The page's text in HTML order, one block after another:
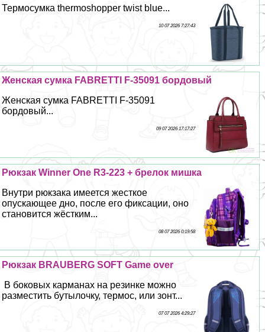
Термоcумка thermoshopper twist blue...
10 07 2026 7:27:43
Женская сумка FABRETTI F-35091 бордовый
Женская сумка FABRETTI F-35091
бордовый...
09 07 2026 17:17:27
Рюкзак Winner One R3-223 + брелок мишка
Внутри рюкзака имеется жесткое
опускающее дно, после его фиксации, оно
становится жёстким...
08 07 2026 0:19:58
Рюкзак BRAUBERG SOFT Game over
В боковых карманах на резинке можно
разместить бутылочку, термос, или зонт...
07 07 2026 4:29:27